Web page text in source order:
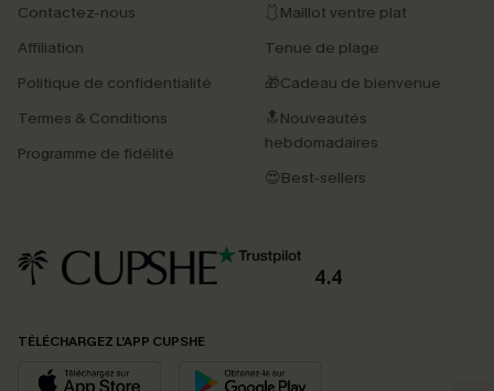
Contactez-nous
Affiliation
Politique de confidentialité
Termes & Conditions
Programme de fidélité
🩱Maillot ventre plat
Tenue de plage
🎁Cadeau de bienvenue
🔝Nouveautés
hebdomadaires
😍Best-sellers
4.4
TÉLÉCHARGEZ L’APP CUPSHE
PROFITEZ DE -15%
-15% dès 2 Achetés par E-mail